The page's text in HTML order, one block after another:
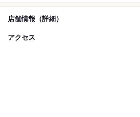
店舗情報（詳細）
アクセス